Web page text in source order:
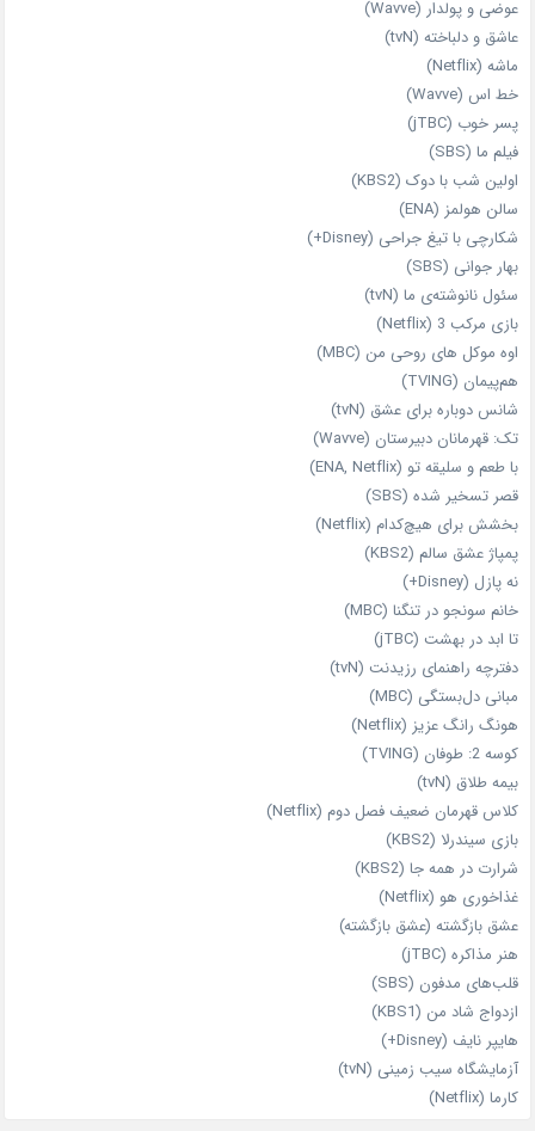
عوضی و پولدار (Wavve)
عاشق و دلباخته (tvN)
ماشه (Netflix)
خط اس (Wavve)
پسر خوب (jTBC)
فیلم ما (SBS)
اولین شب با دوک (KBS2)
سالن هولمز (ENA)
شکارچی با تیغ جراحی (Disney+)
بهار جوانی (SBS)
سئول نانوشته‌ی ما (tvN)
بازی مرکب 3 (Netflix)
اوه موکل های روحی من (MBC)
هم‌پیمان (TVING)
شانس دوباره برای عشق (tvN)
تک: قهرمانان دبیرستان (Wavve)
با طعم و سلیقه تو (ENA, Netflix)
قصر تسخیر شده (SBS)
بخشش برای هیچ‌کدام (Netflix)
پمپاژ عشق سالم (KBS2)
نه پازل (Disney+)
خانم سونجو در تنگنا (MBC)
تا ابد در بهشت (jTBC)
دفترچه راهنمای رزیدنت (tvN)
مبانی دل‌بستگی (MBC)
هونگ رانگ عزیز (Netflix)
کوسه 2: طوفان (TVING)
بیمه طلاق (tvN)
کلاس قهرمان ضعیف فصل دوم (Netflix)
بازی سیندرلا (KBS2)
شرارت در همه‌ جا (KBS2)
غذاخوری هو (Netflix)
عشق بازگشته (عشق بازگشته)
هنر مذاکره (jTBC)
قلب‌های مدفون (SBS)
ازدواج شاد من (KBS1)
هایپر نایف (Disney+)
آزمایشگاه سیب‌ زمینی (tvN)
کارما (Netflix)